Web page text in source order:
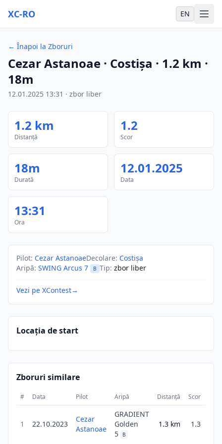
XC-RO EN
← Înapoi la Zboruri
Cezar Astanoae · Costișa · 1.2 km ·
18m
12.01.2025 13:31 · zbor liber
1.2 km
Distanță
1.2
Scor
18m
Durată
12.01.2025
Data
13:31
Ora
Pilot: Cezar AstanoaeDecolare: Costișa
Aripă: SWING Arcus 7 B Tip: zbor liber
Vezi pe XContest→
Locația de start
Zboruri similare
# Data Pilot Aripă Distanță Scor
1 22.10.2023
Cezar
Astanoae
GRADIENT
Golden
5
B
1.3 km 1.3